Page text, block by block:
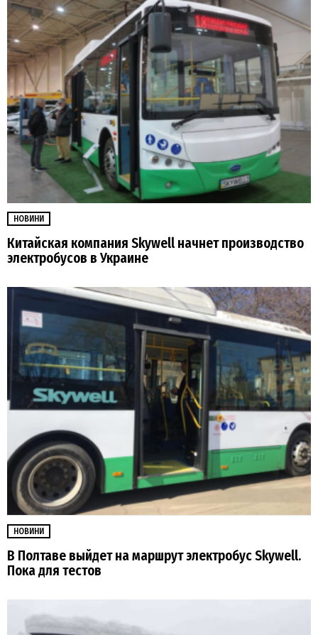
НОВИНИ
Китайская компания Skywell начнет производство
электробусов в Украине
НОВИНИ
В Полтаве выйдет на маршрут электробус Skywell.
Пока для тестов